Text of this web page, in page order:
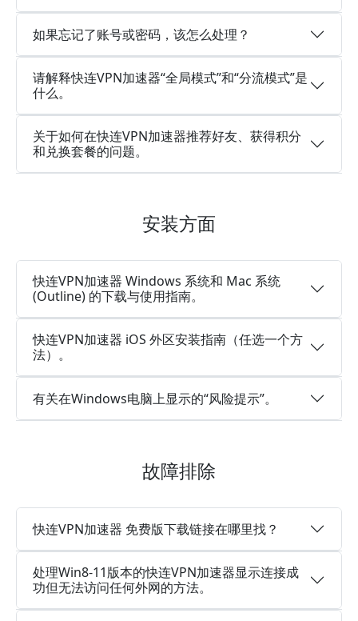
如果忘记了账号或密码，该怎么处理？
请解释快连VPN加速器“全局模式”和“分流模式”是
什么。
关于如何在快连VPN加速器推荐好友、获得积分
和兑换套餐的问题。
安装方面
快连VPN加速器 Windows 系统和 Mac 系统
(Outline) 的下载与使用指南。
快连VPN加速器 iOS 外区安装指南（任选一个方
法）。
有关在Windows电脑上显示的“风险提示”。
故障排除
快连VPN加速器 免费版下载链接在哪里找？
处理Win8-11版本的快连VPN加速器显示连接成
功但无法访问任何外网的方法。